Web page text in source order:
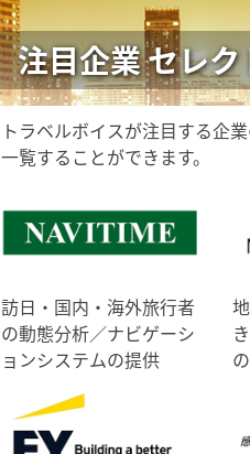
注目企業 セレク
トラベルボイスが注目する企
一覧することができます。
訪日・国内・海外旅行者
の動態分析／ナビゲーシ
ョンシステムの提供